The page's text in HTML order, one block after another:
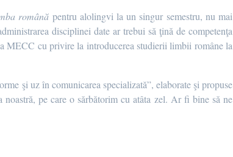
română pentru alolingvi la un singur semestru, nu mai
disciplinei date ar trebui să ţină de competenţa
MECC cu privire la introducerea studierii limbii române la
şi uz în comunicarea specializată”, elaborate şi propuse
pe care o sărbătorim cu atâta zel. Ar fi bine să ne